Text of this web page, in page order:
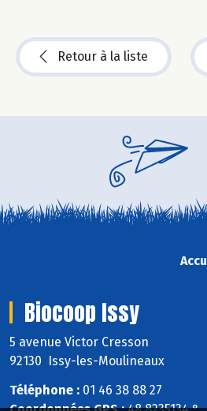
Retour à la liste
Biocoop Issy
5 avenue Victor Cresson
92130 Issy-les-Moulineaux
Téléphone : 01 46 38 88 27